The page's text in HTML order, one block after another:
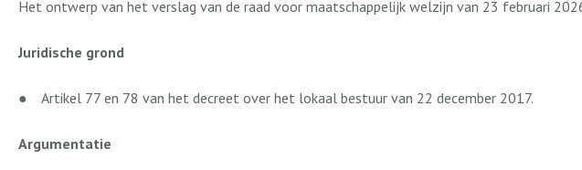
Het ontwerp van het verslag van de raad voor maatschappelijk welzijn van 23 februari
Juridische grond
● Artikel 77 en 78 van het decreet over het lokaal bestuur van 22 december 2017.
Argumentatie